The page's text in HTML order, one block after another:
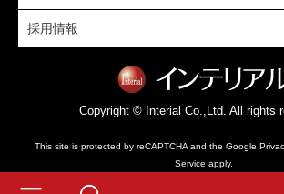
採用情報
Copyright © Interial Co.,Ltd. All rights
This site is protected by reCAPTCHA and the Google
Service apply.